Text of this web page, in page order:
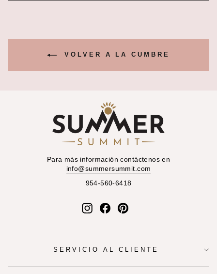
VOLVER A LA CUMBRE
Para más información contáctenos en
info@summersummit.com
954-560-6418
Instagram
FacebookPinterest
SERVICIO AL CLIENTE